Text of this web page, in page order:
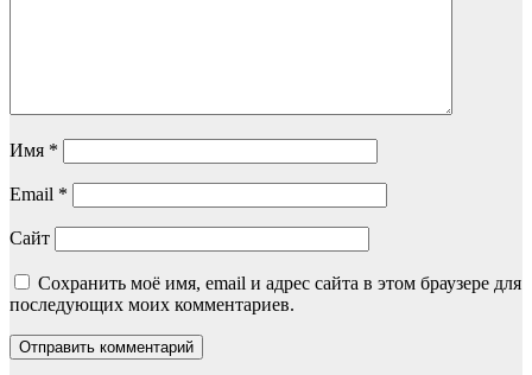
Имя *
Email *
Сайт
Сохранить моё имя, email и адрес сайта в этом браузере для
последующих моих комментариев.